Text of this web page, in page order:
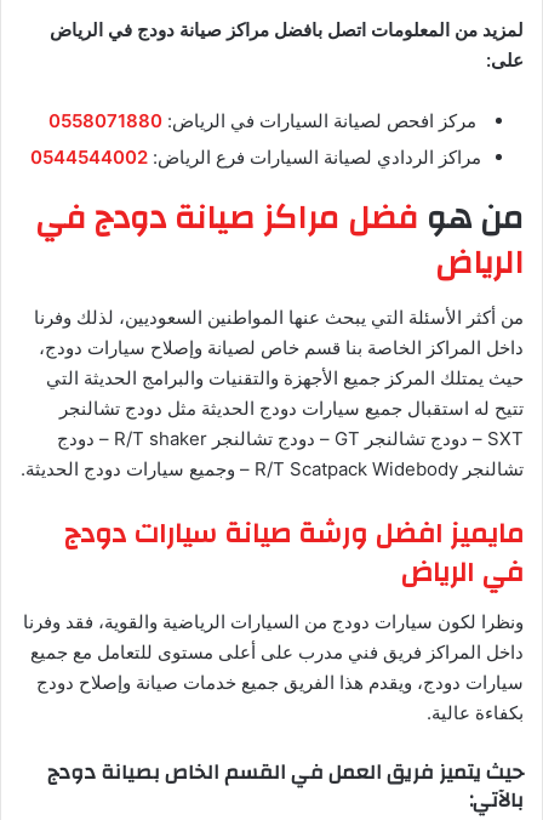
لمزيد من المعلومات اتصل بافضل مراكز صيانة دودج في الرياض
على:
مركز افحص لصيانة السيارات في الرياض: 0558071880
مراكز الردادي لصيانة السيارات فرع الرياض: 0544544002
من هو فضل مراكز صيانة دودج في
الرياض
من أكثر الأسئلة التي يبحث عنها المواطنين السعوديين، لذلك وفرنا
داخل المراكز الخاصة بنا قسم خاص لصيانة وإصلاح سيارات دودج،
حيث يمتلك المركز جميع الأجهزة والتقنيات والبرامج الحديثة التي
تتيح له استقبال جميع سيارات دودج الحديثة مثل دودج تشالنجر
SXT – دودج تشالنجر GT – دودج تشالنجر R/T shaker – دودج
تشالنجر R/T Scatpack Widebody – وجميع سيارات دودج الحديثة.
مايميز افضل ورشة صيانة سيارات دودج
في الرياض
ونظرا لكون سيارات دودج من السيارات الرياضية والقوية، فقد وفرنا
داخل المراكز فريق فني مدرب على أعلى مستوى للتعامل مع جميع
سيارات دودج، ويقدم هذا الفريق جميع خدمات صيانة وإصلاح دودج
بكفاءة عالية.
حيث يتميز فريق العمل في القسم الخاص بصيانة دودج
بالآتي: